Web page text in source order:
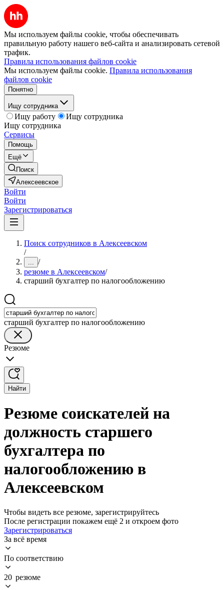
Мы используем файлы cookie, чтобы обеспечивать
правильную работу нашего веб-сайта и анализировать сетевой
трафик.
Правила использования файлов cookie
Мы используем файлы cookie. Правила использования
файлов cookie
Понятно
Ищу сотрудника
Ищу работу
Ищу сотрудника
Ищу сотрудника
Сервисы
Помощь
Ещё
Поиск
Алексеевское
Войти
Войти
Зарегистрироваться
Поиск сотрудников в Алексеевском
/
... /
резюме в Алексеевском/
старший бухгалтер по налогообложению
старший бухгалтер по налогообложению
Резюме
Найти
Резюме соискателей на
должность старшего
бухгалтера по
налогообложению в
Алексеевском
Чтобы видеть все резюме, зарегистрируйтесь
После регистрации покажем ещё 2 и откроем фото
Зарегистрироваться
За всё время
По соответствию
20 резюме